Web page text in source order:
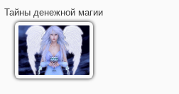
Тайны денежной магии